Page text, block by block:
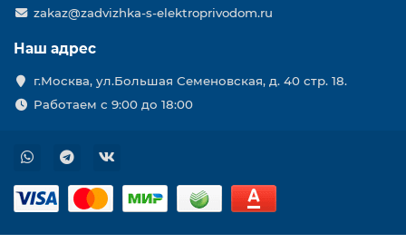
zakaz@zadvizhka-s-elektroprivodom.ru
Наш адрес
г.Москва, ул.Большая Семеновская, д. 40 стр. 18.
Работаем с 9:00 до 18:00